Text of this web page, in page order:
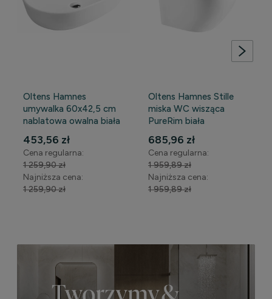
Oltens Hamnes
umywalka 60x42,5 cm
nablatowa owalna biała
WYPRZEDAŻ
453,56 zł
Cena regularna:
1 259,90 zł
Najniższa cena:
1 259,90 zł
Oltens Hamnes Stille
miska WC wisząca
PureRim biała
WYPRZEDAŻ
685,96 zł
Cena regularna:
1 959,89 zł
Najniższa cena:
1 959,89 zł